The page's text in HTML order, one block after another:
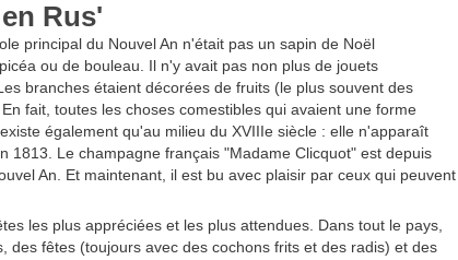
Rus'
principal du Nouvel An n'était pas un sapin de Noël
ou de bouleau. Il n'y avait pas non plus de jouets
branches étaient décorées de fruits (le plus souvent des
fait, toutes les choses comestibles qui avaient une forme
également qu'au milieu du XVIIIe siècle : elle n'apparaît
1813. Le champagne français "Madame Clicquot" est depuis
An. Et maintenant, il est bu avec plaisir par ceux qui peuvent
les plus appréciées et les plus attendues. Dans tout le pays,
des fêtes (toujours avec des cochons frits et des radis) et des